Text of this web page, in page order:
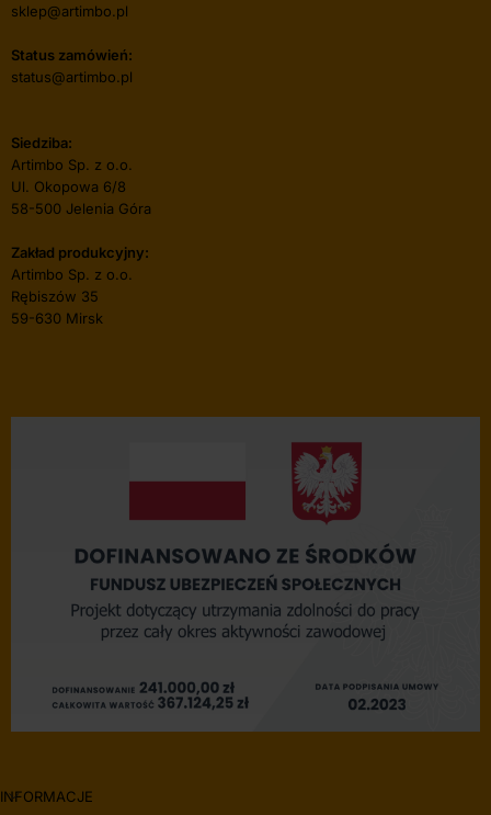
sklep@artimbo.pl
Status zamówień:
status@artimbo.pl
Siedziba:
Artimbo Sp. z o.o.
Ul. Okopowa 6/8
58-500 Jelenia Góra
Zakład produkcyjny:
Artimbo Sp. z o.o.
Rębiszów 35
59-630 Mirsk
INFORMACJE